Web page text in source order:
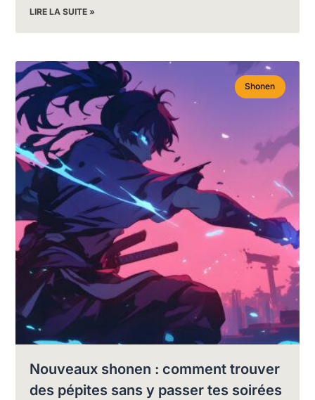
LIRE LA SUITE »
Shonen
Nouveaux shonen : comment trouver
des pépites sans y passer tes soirées